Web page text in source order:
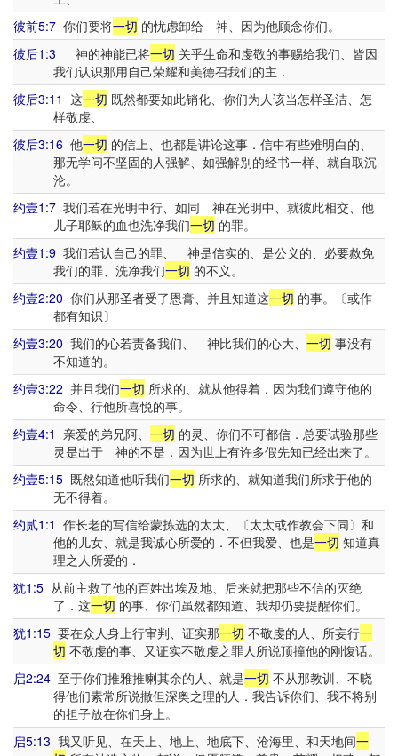
彼前5:7 你们要将一切 的忧虑卸给 神、因为他顾念你们。
彼后1:3 神的神能已将一切 关乎生命和虔敬的事赐给我们、皆因
我们认识那用自己荣耀和美德召我们的主．
彼后3:11 这一切 既然都要如此销化、你们为人该当怎样圣洁、怎
样敬虔、
彼后3:16 他一切 的信上、也都是讲论这事．信中有些难明白的、
那无学问不坚固的人强解、如强解别的经书一样、就自取沉
沦。
约壹1:7 我们若在光明中行、如同 神在光明中、就彼此相交、他
儿子耶稣的血也洗净我们一切 的罪。
约壹1:9 我们若认自己的罪、 神是信实的、是公义的、必要赦免
我们的罪、洗净我们一切 的不义。
约壹2:20 你们从那圣者受了恩膏、并且知道这一切 的事。〔或作
都有知识〕
约壹3:20 我们的心若责备我们、 神比我们的心大、 一切 事没有
不知道的。
约壹3:22 并且我们一切 所求的、就从他得着．因为我们遵守他的
命令、行他所喜悦的事。
约壹4:1 亲爱的弟兄阿、 一切 的灵、你们不可都信．总要试验那些
灵是出于 神的不是．因为世上有许多假先知已经出来了。
约壹5:15 既然知道他听我们一切 所求的、就知道我们所求于他的
无不得着。
约贰1:1 作长老的写信给蒙拣选的太太、〔太太或作教会下同〕和
他的儿女、就是我诚心所爱的．不但我爱、也是一切 知道真
理之人所爱的．
犹1:5 从前主救了他的百姓出埃及地、后来就把那些不信的灭绝
了．这一切 的事、你们虽然都知道、我却仍要提醒你们。
犹1:15 要在众人身上行审判、证实那一切 不敬虔的人、所妄行一
切 不敬虔的事、又证实不敬虔之罪人所说顶撞他的刚愎话。
启2:24 至于你们推雅推喇其余的人、就是一切 不从那教训、不晓
得他们素常所说撒但深奥之理的人．我告诉你们、我不将别
的担子放在你们身上。
启5:13 我又听见、在天上、地上、地底下、沧海里、和天地间一